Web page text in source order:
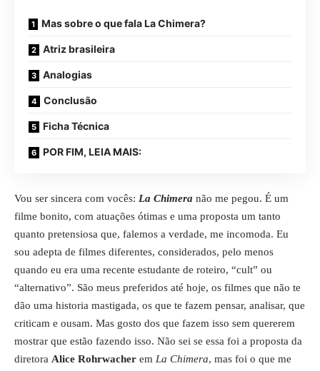
Mas sobre o que fala La Chimera?
Atriz brasileira
Analogias
Conclusão
Ficha Técnica
POR FIM, LEIA MAIS:
Vou ser sincera com vocês: La Chimera não me pegou. É um
filme bonito, com atuações ótimas e uma proposta um tanto
quanto pretensiosa que, falemos a verdade, me incomoda. Eu
sou adepta de filmes diferentes, considerados, pelo menos
quando eu era uma recente estudante de roteiro, “cult” ou
“alternativo”. São meus preferidos até hoje, os filmes que não te
dão uma historia mastigada, os que te fazem pensar, analisar, que
criticam e ousam. Mas gosto dos que fazem isso sem quererem
mostrar que estão fazendo isso. Não sei se essa foi a proposta da
diretora Alice Rohrwacher em La Chimera, mas foi o que me